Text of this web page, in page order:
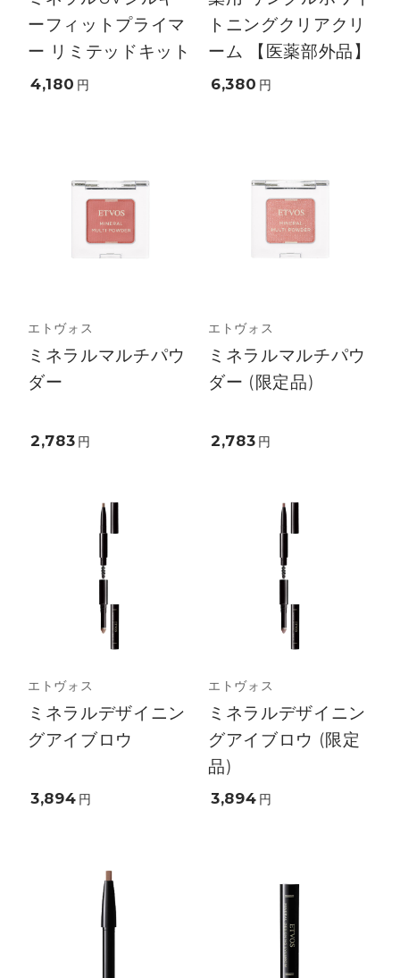
ーフィットプライマ
ー リミテッドキット
4,180 円
トニングクリアクリ
ーム 【医薬部外品】
6,380 円
エトヴォス
ミネラルマルチパウ
ダー
2,783 円
エトヴォス
ミネラルマルチパウ
ダー (限定品)
2,783 円
エトヴォス
ミネラルデザイニン
グアイブロウ
3,894 円
エトヴォス
ミネラルデザイニン
グアイブロウ (限定
品)
3,894 円